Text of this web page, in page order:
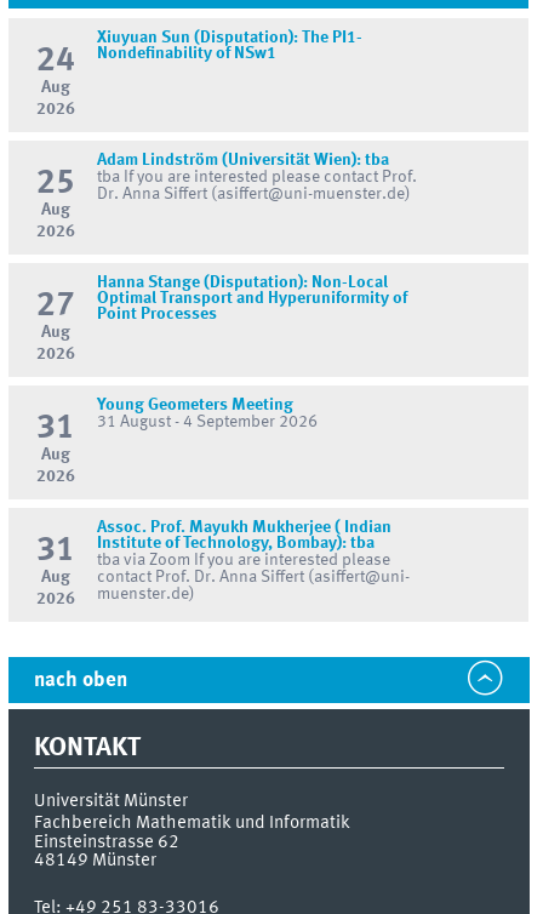
24
Aug
2026
Xiuyuan Sun (Disputation): The PI1-
Nondefinability of NSw1
25
Aug
2026
Adam Lindström (Universität Wien): tba
tba If you are interested please contact Prof.
Dr. Anna Siffert (asiffert@uni-muenster.de)
27
Aug
2026
Hanna Stange (Disputation): Non-Local
Optimal Transport and Hyperuniformity of
Point Processes
31
Aug
2026
Young Geometers Meeting
31 August - 4 September 2026
31
Aug
2026
Assoc. Prof. Mayukh Mukherjee ( Indian
Institute of Technology, Bombay): tba
tba via Zoom If you are interested please
contact Prof. Dr. Anna Siffert (asiffert@uni-
muenster.de)
nach oben
KONTAKT
Universität Münster
Fachbereich Mathematik und Informatik
Einsteinstrasse 62
48149 Münster
Tel:+49 251 83-33016